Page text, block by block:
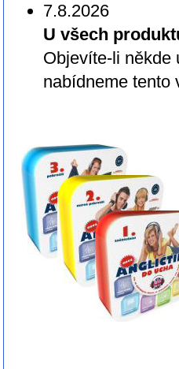
7.8.2026
U všech
Objevíte-li někde
nabídneme tento